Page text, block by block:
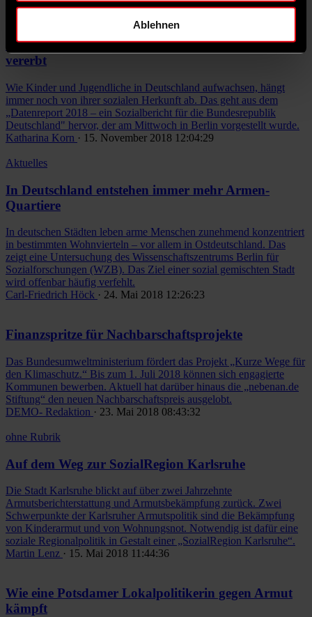
Ablehnen
Soziale Herkunft der Eltern wird weiter an Kinder
vererbt
Wie Kinder und Jugendliche in Deutschland aufwachsen, hängt
immer noch von ihrer sozialen Herkunft ab. Das geht aus dem
„Datenreport 2018 – ein Sozialbericht für die Bundesrepublik
Deutschland" hervor, der am Mittwoch in Berlin vorgestellt wurde.
Katharina Korn · 15. November 2018 12:04:29
Aktuelles
In Deutschland entstehen immer mehr Armen-
Quartiere
In deutschen Städten leben arme Menschen zunehmend konzentriert
in bestimmten Wohnvierteln – vor allem in Ostdeutschland. Das
zeigt eine Untersuchung des Wissenschaftszentrums Berlin für
Sozialforschungen (WZB). Das Ziel einer sozial gemischten Stadt
wird offenbar häufig verfehlt.
Carl-Friedrich Höck · 24. Mai 2018 12:26:23
Finanzspritze für Nachbarschaftsprojekte
Das Bundesumweltministerium fördert das Projekt „Kurze Wege für
den Klimaschutz.“ Bis zum 1. Juli 2018 können sich engagierte
Kommunen bewerben. Aktuell hat darüber hinaus die „nebenan.de
Stiftung“ den neuen Nachbarschaftspreis ausgelobt.
DEMO- Redaktion · 23. Mai 2018 08:43:32
ohne Rubrik
Auf dem Weg zur SozialRegion Karlsruhe
Die Stadt Karlsruhe blickt auf über zwei Jahrzehnte
Armutsberichterstattung und Armutsbekämpfung zurück. Zwei
Schwerpunkte der Karlsruher Armutspolitik sind die Bekämpfung
von Kinderarmut und von Wohnungsnot. Notwendig ist dafür eine
soziale Regionalpolitik in Gestalt einer „SozialRegion Karlsruhe“.
Martin Lenz · 15. Mai 2018 11:44:36
Wie eine Potsdamer Lokalpolitikerin gegen Armut
kämpft